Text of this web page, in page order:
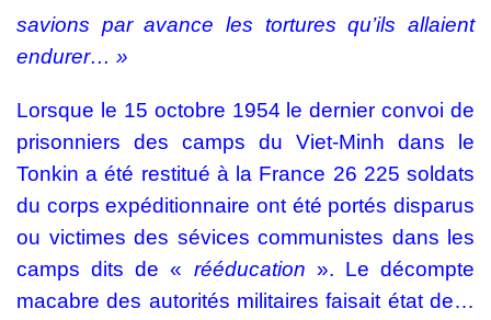
savions par avance les tortures qu’ils allaient
endurer… »
Lorsque le 15 octobre 1954 le dernier convoi de
prisonniers des camps du Viet-Minh dans le
Tonkin a été restitué à la France 26 225 soldats
du corps expéditionnaire ont été portés disparus
ou victimes des sévices communistes dans les
camps dits de « rééducation ». Le décompte
macabre des autorités militaires faisait état de…